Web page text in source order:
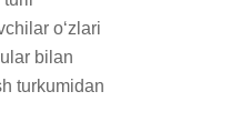
o‘zlari
bilan
turkumidan